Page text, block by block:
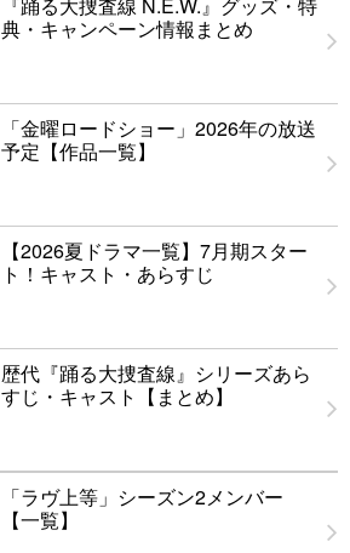
『踊る大捜査線 N.E.W.』グッズ・特
典・キャンペーン情報まとめ
「金曜ロードショー」2026年の放送
予定【作品一覧】
【2026夏ドラマ一覧】7月期スター
ト！キャスト・あらすじ
歴代『踊る大捜査線』シリーズあら
すじ・キャスト【まとめ】
「ラヴ上等」シーズン2メンバー
【一覧】